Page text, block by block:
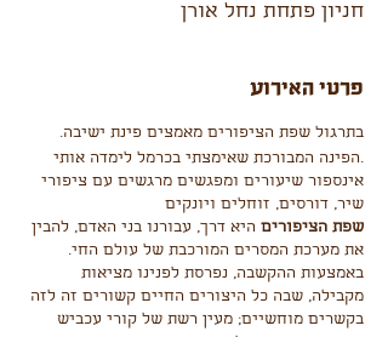
חניון פתחת נחל אורן
פרטי האירוע
בתרגול שפת הציפורים מאמצים פינת ישיבה.
.הפינה המבורכת שאימצתי בכרמל לימדה אותי
אינספור שיעורים ומפגשים מרגשים עם ציפורי
שיר, דורסים, זוחלים ויונקים
שפת הציפורים היא דרך, עבורנו בני האדם, להבין
את מערכת המסרים המורכבת של עולם החי.
באמצעות ההקשבה, נפרסת לפנינו מציאות
מקבילה, שבה כל היצורים החיים קשורים זה לזה
בקשרים מוחשיים; מעין רשת של קורי עכביש